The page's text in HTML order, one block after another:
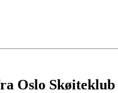
Oslo Skøiteklub